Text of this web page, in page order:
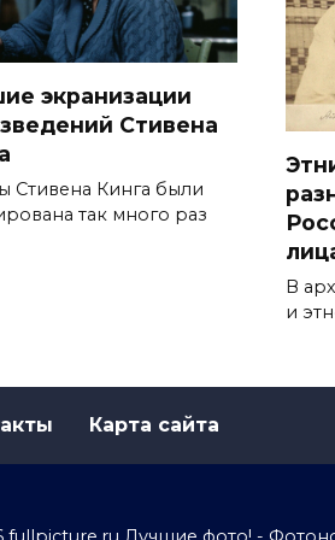
экранизации
Стивена
Стивена Кинга были
так много раз
В
и
Карта сайта